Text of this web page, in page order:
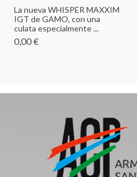
La nueva WHISPER MAXXIM
IGT de GAMO, con una
culata especialmente ...
0,00 €